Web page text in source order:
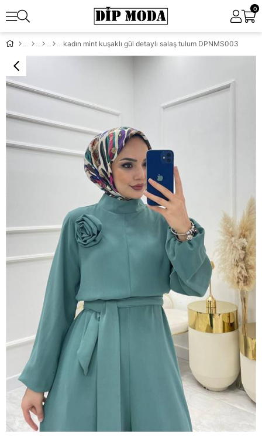
0
kadın mint kuşaklı gül detaylı salaş tulum DPNMS003